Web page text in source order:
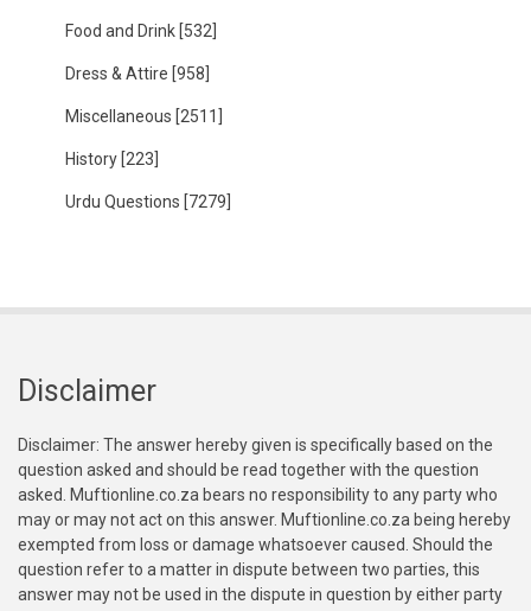
Food and Drink [532]
Dress & Attire [958]
Miscellaneous [2511]
History [223]
Urdu Questions [7279]
Disclaimer
Disclaimer: The answer hereby given is specifically based on the
question asked and should be read together with the question
asked. Muftionline.co.za bears no responsibility to any party who
may or may not act on this answer. Muftionline.co.za being hereby
exempted from loss or damage whatsoever caused. Should the
question refer to a matter in dispute between two parties, this
answer may not be used in the dispute in question by either party